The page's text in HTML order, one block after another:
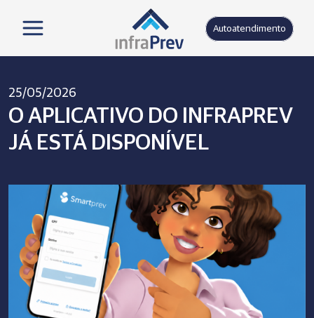
Autoatendimento
25/05/2026
O APLICATIVO DO INFRAPREV
JÁ ESTÁ DISPONÍVEL